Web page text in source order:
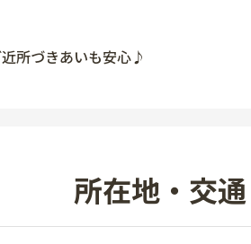
所づきあいも安心♪
所在地・交通